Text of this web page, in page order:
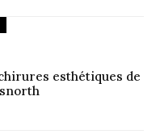
esthétiques de